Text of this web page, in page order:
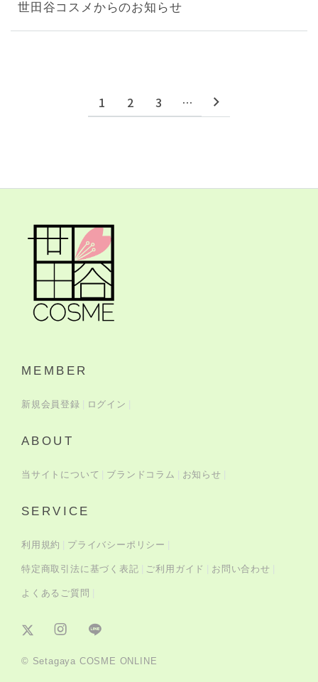
世田谷コスメからのお知らせ
1 2 3 …
MEMBER
新規会員登録 ログイン
ABOUT
当サイトについて ブランドコラム お知らせ
SERVICE
利用規約 プライバシーポリシー
特定商取引法に基づく表記 ご利用ガイド お問い合わせ
よくあるご質問
© Setagaya COSME ONLINE